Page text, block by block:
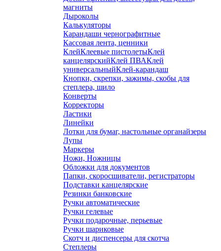
магниты
Дыроколы
Калькуляторы
Карандаши чернографитные
Кассовая лента, ценники
КлейКлеевые пистолетыКлей
канцелярскийКлей ПВАКлей
универсальныйКлей-карандаш
Кнопки, скрепки, зажимы, скобы для
степлера, шило
Конверты
Корректоры
Ластики
Линейки
Лотки для бумаг, настольные органайзеры
Лупы
Маркеры
Ножи, Ножницы
Обложки для документов
Папки, скоросшиватели, регистраторы
Подставки канцелярские
Резинки банковские
Ручки автоматические
Ручки гелевые
Ручки подарочные, перьевые
Ручки шариковые
Скотч и диспенсеры для скотча
Степлеры